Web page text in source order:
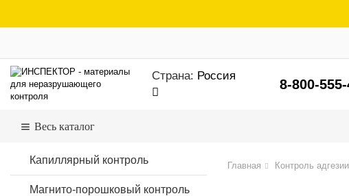
Страна: Россия
8-800-
Весь каталог
Капиллярный контроль
Магнито-порошковый контроль
Главная Контроль